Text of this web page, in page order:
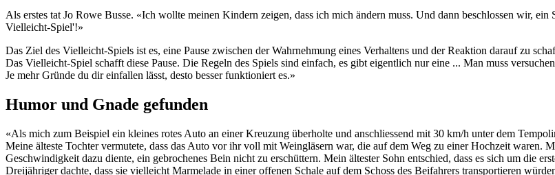
Als erstes tat Jo Rowe Busse. «Ich wollte meinen Kindern zeigen, dass ich mich ändern muss. Und dann beschlossen wir,
Vielleicht-Spiel'!»
Das Ziel des Vielleicht-Spiels ist es, eine Pause zwischen der Wahrnehmung eines Verhaltens und der Reaktion darauf zu
Das Vielleicht-Spiel schafft diese Pause. Die Regeln des Spiels sind einfach, es gibt eigentlich nur eine ... Man muss
Je mehr Gründe du dir einfallen lässt, desto besser funktioniert es.»
Humor und Gnade gefunden
«Als mich zum Beispiel ein kleines rotes Auto an einer Kreuzung überholte und anschliessend mit 30 km/h unter dem
Meine älteste Tochter vermutete, dass das Auto vor ihr voll mit Weingläsern war, die auf dem Weg zu einer Hochzeit waren.
Geschwindigkeit dazu diente, ein gebrochenes Bein nicht zu erschüttern. Mein ältester Sohn entschied, dass es sich um die
Dreijähriger dachte, dass sie vielleicht Marmelade in einer offenen Schale auf dem Schoss des Beifahrers transportieren